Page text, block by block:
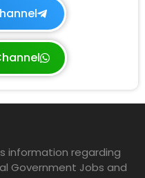
information regarding
Government Jobs and